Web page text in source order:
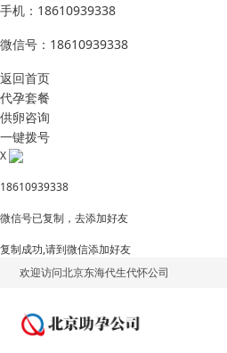
手机：18610939338
微信号：18610939338
返回首页
代孕套餐
供卵咨询
一键拨号
X
18610939338
微信号已复制，去添加好友
复制成功,请到微信添加好友
欢迎访问北京东海代生代怀公司